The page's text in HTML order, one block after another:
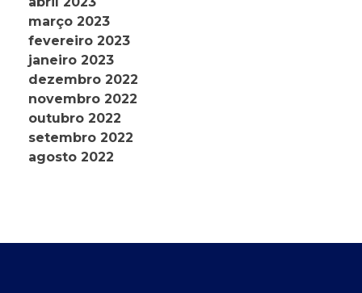
março 2023
fevereiro 2023
janeiro 2023
dezembro 2022
novembro 2022
outubro 2022
setembro 2022
agosto 2022